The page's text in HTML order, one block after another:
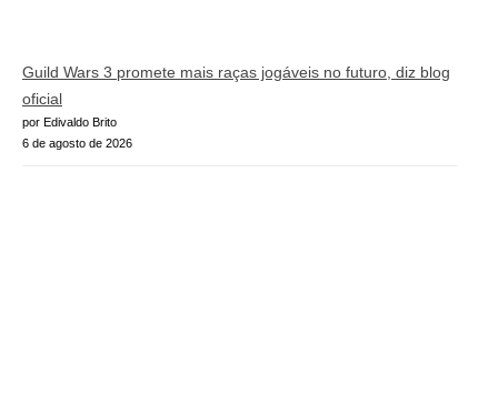
Guild Wars 3 promete mais raças jogáveis no futuro, diz blog
oficial
por Edivaldo Brito
6 de agosto de 2026